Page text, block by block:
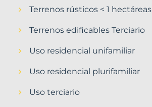
Terrenos rústicos < 1 hectáreas
Terrenos edificables Terciario
Uso residencial unifamiliar
Uso residencial plurifamiliar
Uso terciario